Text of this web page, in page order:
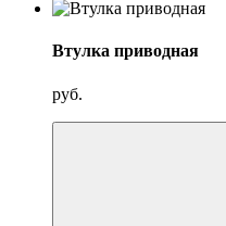
Втулка приводная
руб.